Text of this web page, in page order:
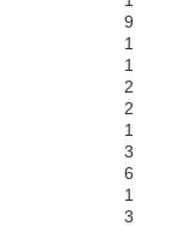
9
1
1
2
2
1
3
6
1
3